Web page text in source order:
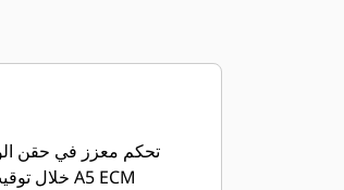
تحكم معزز في حقن
خلال توقيت التدوير مع تقنيات A5 ECM